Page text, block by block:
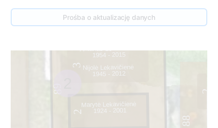
Prośba o aktualizację danych
89
88
2
2
3
Marytė Lekavičienė
1924 - 2001
Antanas Lekavičius
1954 - 2015
Nijolė Lekavičienė
1945 - 2012